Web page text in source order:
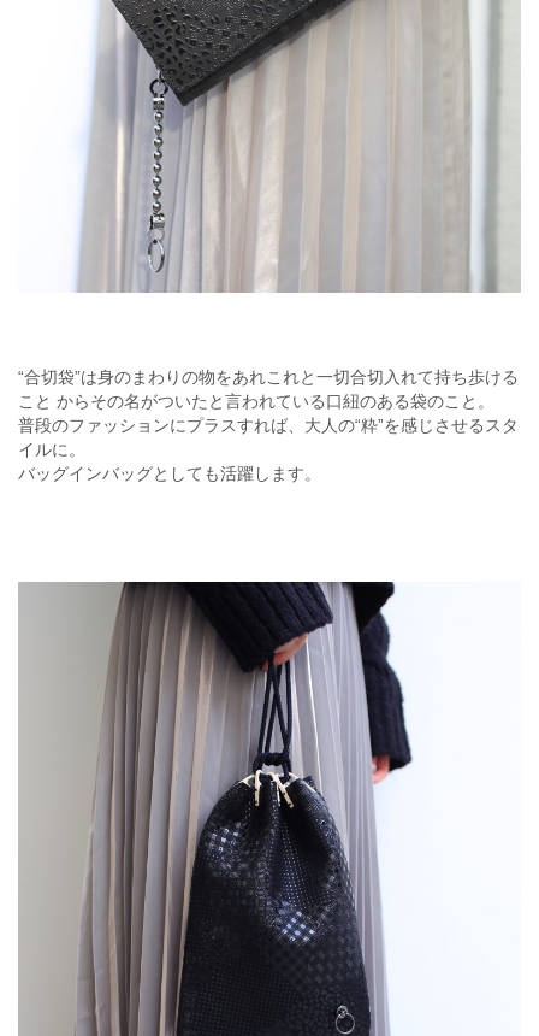
“合切袋”は身のまわりの物をあれこれと一切合切入れて持ち歩ける
こと からその名がついたと言われている口紐のある袋のこと。
普段のファッションにプラスすれば、大人の“粋”を感じさせるスタ
イルに。
バッグインバッグとしても活躍します。